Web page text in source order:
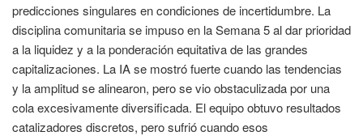
predicciones singulares en condiciones de incertidumbre. La
disciplina comunitaria se impuso en la Semana 5 al dar prioridad
a la liquidez y a la ponderación equitativa de las grandes
capitalizaciones. La IA se mostró fuerte cuando las tendencias
y la amplitud se alinearon, pero se vio obstaculizada por una
cola excesivamente diversificada. El equipo obtuvo resultados
catalizadores discretos, pero sufrió cuando esos